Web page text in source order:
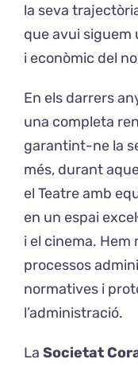
la seva
que avui
i econòmic del
En els darrers
una completa
garantint-ne la
més, durant
el Teatre amb
en un espai
i el cinema.
processos
normatives i
l’administració.
La Societat